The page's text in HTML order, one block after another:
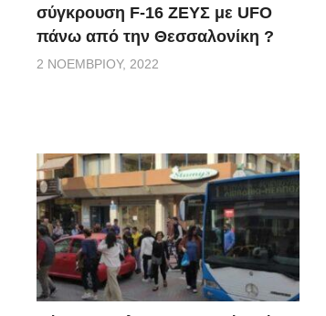
σύγκρουση F-16 ΖΕΥΣ με UFO
πάνω από την Θεσσαλονίκη ?
2 ΝΟΕΜΒΡΊΟΥ, 2022